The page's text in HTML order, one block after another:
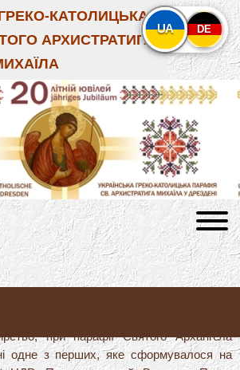
КАТОЛИЦЬКА
АРХИСТРАТИГА
UA DE
при парафії Святого Архангела
одне з перших, яке сформувалося на